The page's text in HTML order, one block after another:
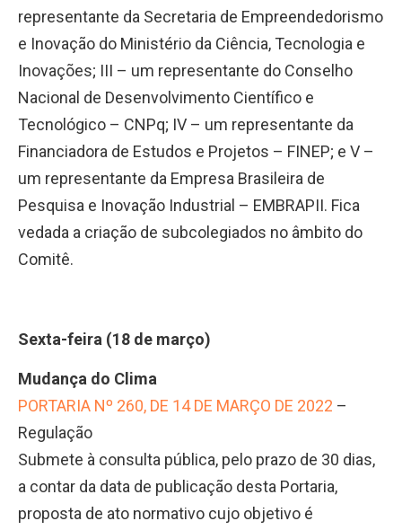
representante da Secretaria de Empreendedorismo
e Inovação do Ministério da Ciência, Tecnologia e
Inovações; III – um representante do Conselho
Nacional de Desenvolvimento Científico e
Tecnológico – CNPq; IV – um representante da
Financiadora de Estudos e Projetos – FINEP; e V –
um representante da Empresa Brasileira de
Pesquisa e Inovação Industrial – EMBRAPII. Fica
vedada a criação de subcolegiados no âmbito do
Comitê.
Sexta-feira (18 de março)
Mudança do Clima
PORTARIA Nº 260, DE 14 DE MARÇO DE 2022 –
Regulação
Submete à consulta pública, pelo prazo de 30 dias,
a contar da data de publicação desta Portaria,
proposta de ato normativo cujo objetivo é